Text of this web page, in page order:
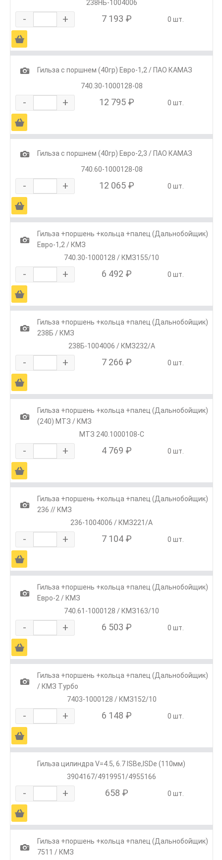
238НБ-1004006
- + 7 193 ₽ 0 шт.
Ä
1
Гильза с поршнем (40гр) Евро-1,2 / ПАО КАМАЗ
740.30-1000128-08
- + 12 795 ₽ 0 шт.
Ä
1
Гильза с поршнем (40гр) Евро-2,3 / ПАО КАМАЗ
740.60-1000128-08
- + 12 065 ₽ 0 шт.
Ä
1
Гильза +поршень +кольца +палец (Дальнобойщик)
Евро-1,2 / КМЗ
740.30-1000128 / КМЗ155/10
- + 6 492 ₽ 0 шт.
Ä
1
Гильза +поршень +кольца +палец (Дальнобойщик)
238Б / КМЗ
238Б-1004006 / КМЗ232/А
- + 7 266 ₽ 0 шт.
Ä
1
Гильза +поршень +кольца +палец (Дальнобойщик)
(240) МТЗ / КМЗ
МТЗ 240.1000108-С
- + 4 769 ₽ 0 шт.
Ä
1
Гильза +поршень +кольца +палец (Дальнобойщик)
236 // КМЗ
236-1004006 / КМЗ221/А
- + 7 104 ₽ 0 шт.
Ä
1
Гильза +поршень +кольца +палец (Дальнобойщик)
Евро-2 / КМЗ
740.61-1000128 / КМЗ163/10
- + 6 503 ₽ 0 шт.
Ä
1
Гильза +поршень +кольца +палец (Дальнобойщик)
/ КМЗ Турбо
7403-1000128 / КМЗ152/10
- + 6 148 ₽ 0 шт.
Ä
Гильза цилиндра V=4.5, 6.7 ISBe,ISDe (110мм)
3904167/4919951/4955166
- + 658 ₽ 0 шт.
Ä
1
Гильза +поршень +кольца +палец (Дальнобойщик)
7511 / КМЗ